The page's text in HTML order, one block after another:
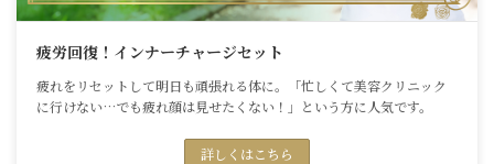
疲労回復！インナーチャージセット
疲れをリセットして明日も頑張れる体に。「忙しくて美容クリニック
に行けない…でも疲れ顔は見せたくない！」という方に人気です。
詳しくはこちら